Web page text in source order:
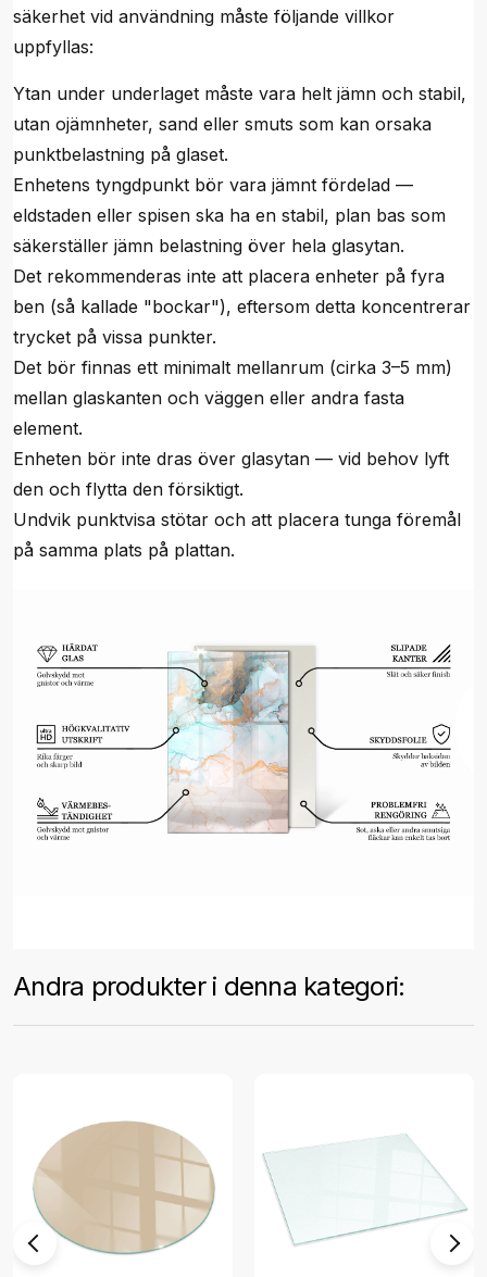
säkerhet vid användning måste följande villkor
uppfyllas:
Ytan under underlaget måste vara helt jämn och stabil,
utan ojämnheter, sand eller smuts som kan orsaka
punktbelastning på glaset.
Enhetens tyngdpunkt bör vara jämnt fördelad —
eldstaden eller spisen ska ha en stabil, plan bas som
säkerställer jämn belastning över hela glasytan.
Det rekommenderas inte att placera enheter på fyra
ben (så kallade "bockar"), eftersom detta koncentrerar
trycket på vissa punkter.
Det bör finnas ett minimalt mellanrum (cirka 3–5 mm)
mellan glaskanten och väggen eller andra fasta
element.
Enheten bör inte dras över glasytan — vid behov lyft
den och flytta den försiktigt.
Undvik punktvisa stötar och att placera tunga föremål
på samma plats på plattan.
Andra produkter i denna kategori: